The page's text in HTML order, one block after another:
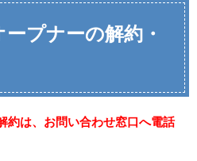
プナーの解約・
約は、お問い合わせ窓口へ電話